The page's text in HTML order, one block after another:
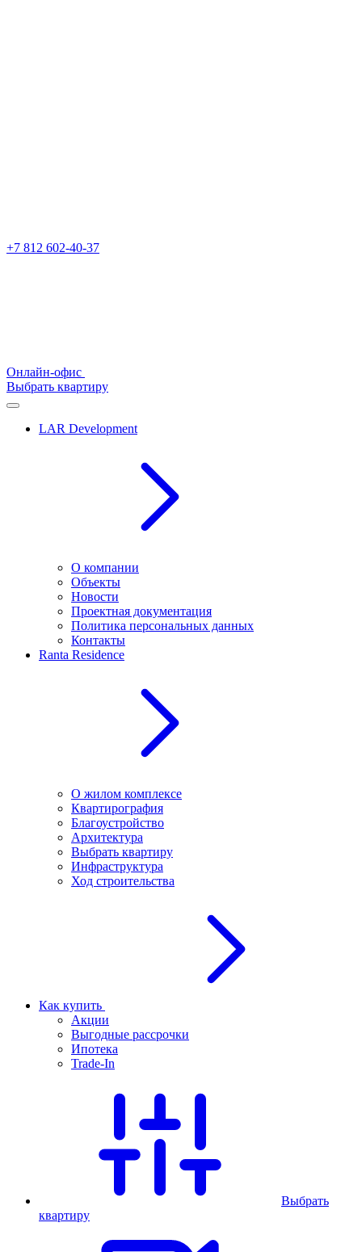
+7 812 602-40-37
Онлайн-офис
Выбрать квартиру
LAR Development
О компании
Объекты
Новости
Проектная документация
Политика персональных данных
Контакты
Ranta Residence
О жилом комплексе
Квартирография
Благоустройство
Архитектура
Выбрать квартиру
Инфраструктура
Ход строительства
Как купить
Акции
Выгодные рассрочки
Ипотека
Trade-In
Выбрать
квартиру